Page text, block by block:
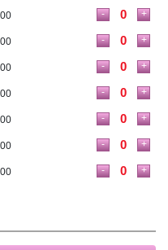
+
-
+
-
+
-
+
-
+
-
+
-
+
-